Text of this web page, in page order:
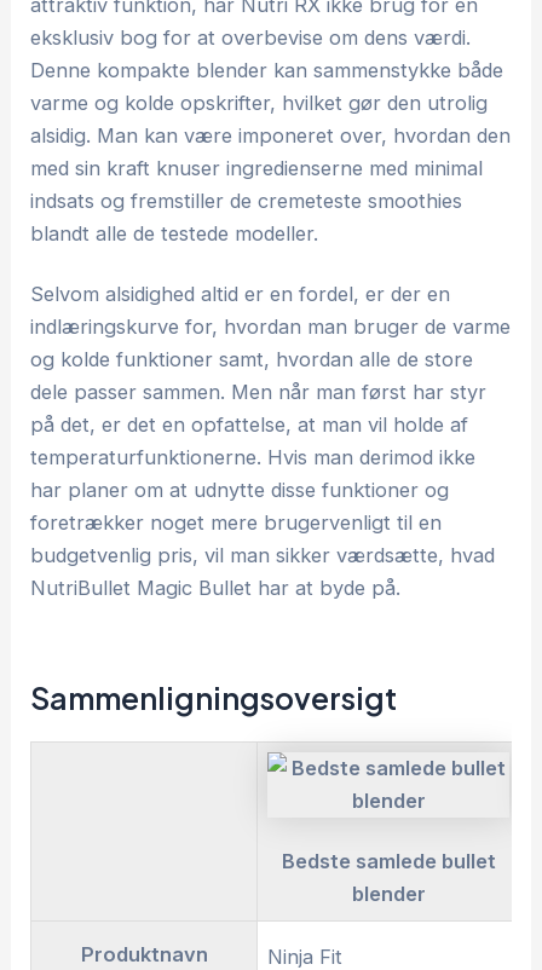
attraktiv funktion, har Nutri RX ikke brug for en
eksklusiv bog for at overbevise om dens værdi.
Denne kompakte blender kan sammenstykke både
varme og kolde opskrifter, hvilket gør den utrolig
alsidig. Man kan være imponeret over, hvordan den
med sin kraft knuser ingredienserne med minimal
indsats og fremstiller de cremeteste smoothies
blandt alle de testede modeller.
Selvom alsidighed altid er en fordel, er der en
indlæringskurve for, hvordan man bruger de varme
og kolde funktioner samt, hvordan alle de store
dele passer sammen. Men når man først har styr
på det, er det en opfattelse, at man vil holde af
temperaturfunktionerne. Hvis man derimod ikke
har planer om at udnytte disse funktioner og
foretrækker noget mere brugervenligt til en
budgetvenlig pris, vil man sikker værdsætte, hvad
NutriBullet Magic Bullet har at byde på.
Sammenligningsoversigt
Bedste samlede bullet
blender
Produktnavn Ninja Fit